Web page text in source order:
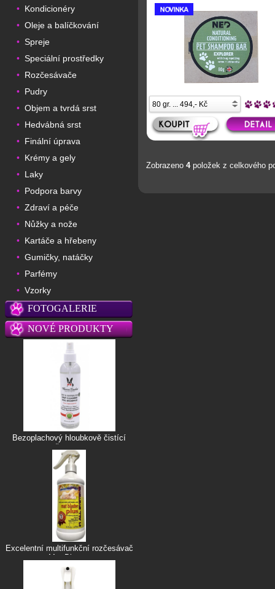
• Kondicionéry
• Oleje a balíčkování
• Spreje
• Speciální prostředky
• Rozčesávače
• Pudry
• Objem a tvrdá srst
• Hedvábná srst
• Finální úprava
• Krémy a gely
• Laky
• Podpora barvy
• Zdraví a péče
• Nůžky a nože
• Kartáče a hřebeny
• Gumičky, natáčky
• Parfémy
• Vzorky
FOTOGALERIE
NOVÉ PRODUKTY
Bezoplachový hloubkově čistící
šampon
Excelentní multifunkční rozčesávač
Mat Blaster
Zobrazeno 4položek z celkového